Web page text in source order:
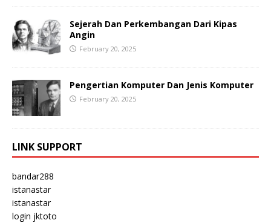
Sejerah Dan Perkembangan Dari Kipas
Angin
February 20, 2025
Pengertian Komputer Dan Jenis Komputer
February 20, 2025
LINK SUPPORT
bandar288
istanastar
istanastar
login jktoto